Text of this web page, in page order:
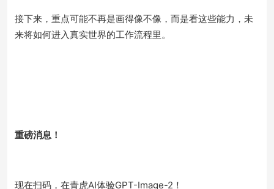
接下来，重点可能不再是画得像不像，而是看这些能力，未
来将如何进入真实世界的工作流程里。
重磅消息！
现在扫码，在青虎AI体验GPT-Image-2！